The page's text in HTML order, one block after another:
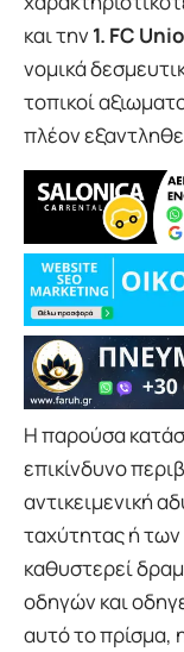
και την 1. FC
νομικά
τοπικοί
πλέον
Η παρούσα
επικίνδυνο
αντικειμενική
ταχύτητας ή
καθυστερεί
οδηγών και
αυτό το πρίσμα,